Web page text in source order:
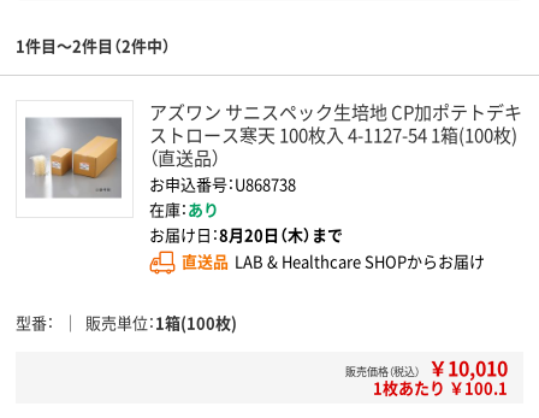
1件目～2件目（2件中）
アズワン サニスペック生培地 CP加ポテトデキ
ストロース寒天 100枚入 4-1127-54 1箱(100枚)
（直送品）
お申込番号：U868738
在庫：あり
お届け日：8月20日（木）まで
直送品 LAB & Healthcare SHOPからお届け
型番 販売単位 1箱(100枚)
販売価格（税込） ￥10,010
1枚あたり ￥100.1